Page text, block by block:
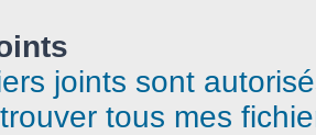
joints sont
tous mes